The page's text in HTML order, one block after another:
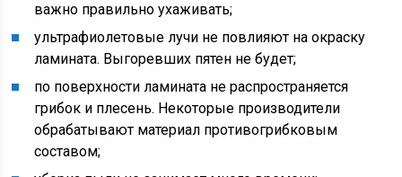
важно правильно ухаживать;
ультрафиолетовые лучи не повлияют на окраску
ламината. Выгоревших пятен не будет;
по поверхности ламината не распространяется
грибок и плесень. Некоторые производители
обрабатывают материал противогрибковым
составом;